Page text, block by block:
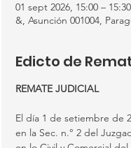
01 sept 2026, 15:00 – 15:30
&, Asunción 001004,
Edicto de
REMATE JUDICIAL
El día 1 de setiembre de
en la Sec. n.° 2 del